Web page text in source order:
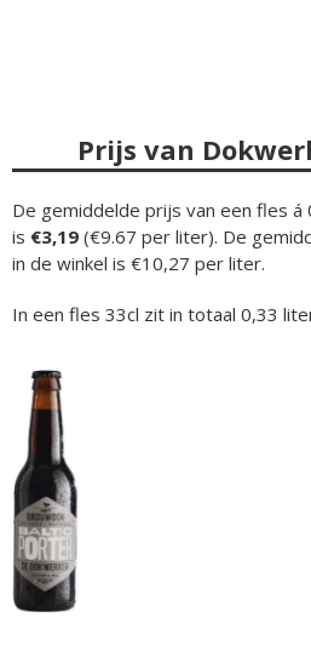
Prijs van
De gemiddelde prijs van een fles á
is €3,19 (€9.67 per liter). De
in de winkel is €10,27 per liter.
In een fles 33cl zit in totaal 0,33